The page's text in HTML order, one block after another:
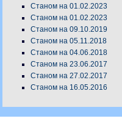
Станом на 01.02.2023
Станом на 01.02.2023
Станом на 09.10.2019
Станом на 05.11.2018
Станом на 04.06.2018
Станом на 23.06.2017
Станом на 27.02.2017
Станом на 16.05.2016